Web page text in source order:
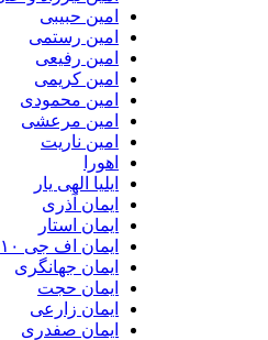
امین حبیبی
امین رستمی
امین رفیعی
امین کریمی
امین محمودی
امین مرعشی
امین ناریت
اهورا
ایلیا الهی یار
ایمان آذری
ایمان استار
ایمان اف جی ۱۰
ایمان جهانگری
ایمان حجت
ایمان زارعی
ایمان صفدری